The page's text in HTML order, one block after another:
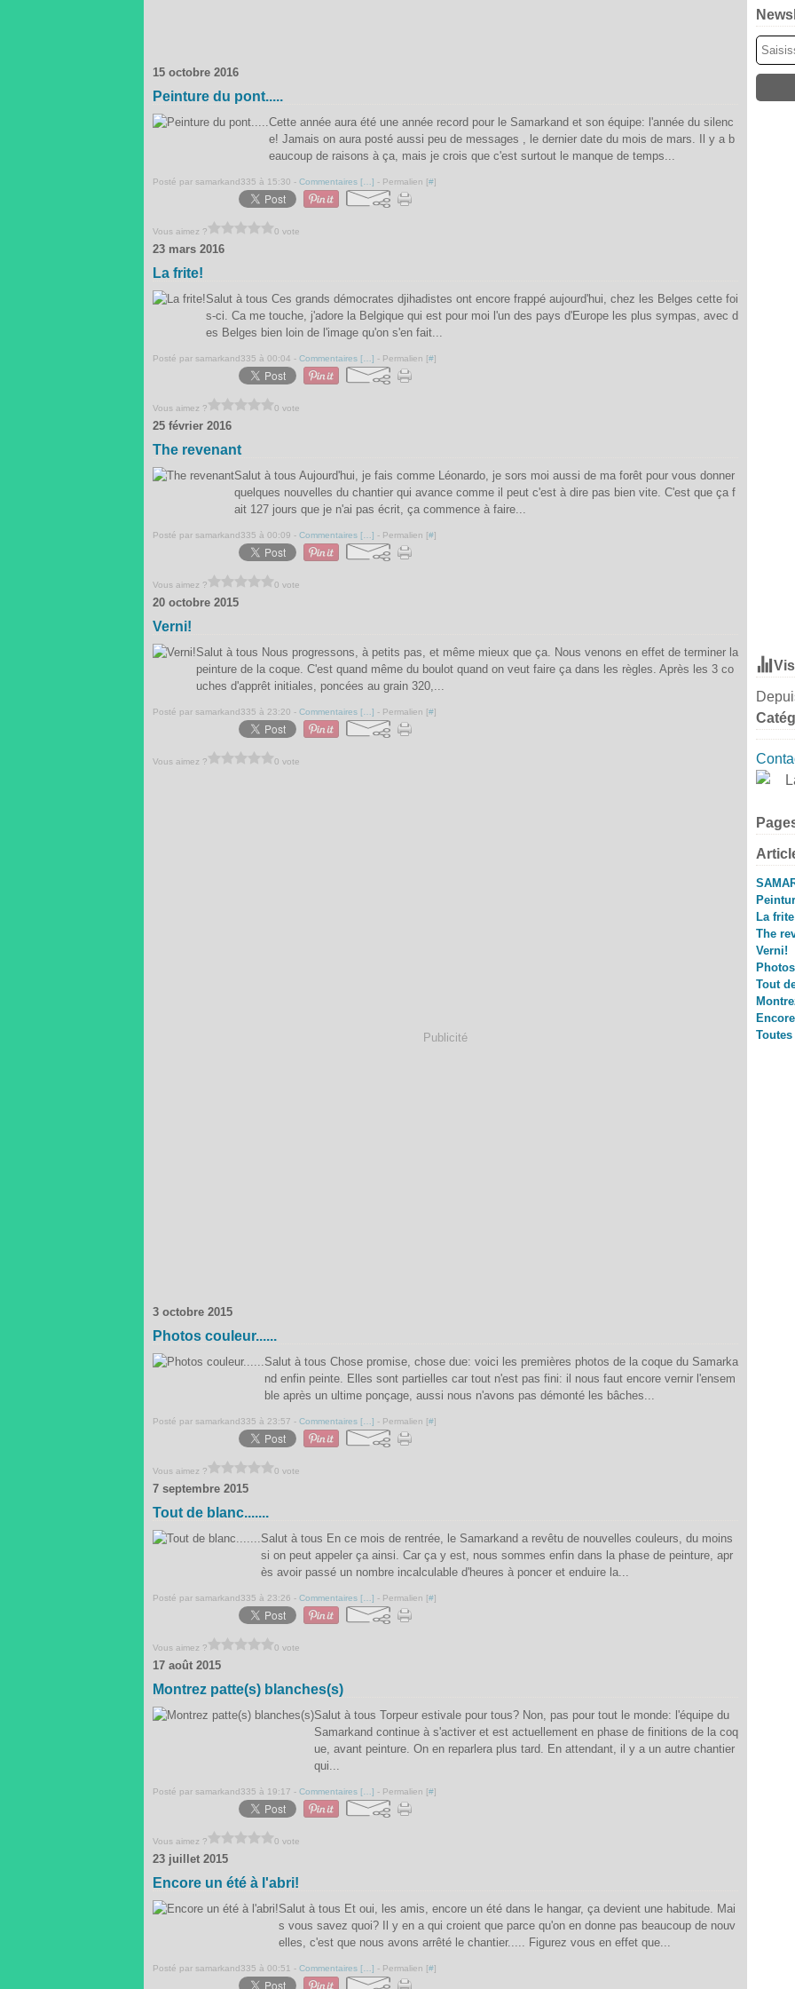
15 octobre 2016
Peinture du pont.....
Cette année aura été une année record pour le Samarkand et son équipe: l'année du silenc
e! Jamais on aura posté aussi peu de messages , le dernier date du mois de mars. Il y a b
eaucoup de raisons à ça, mais je crois que c'est surtout le manque de temps...
Posté par samarkand335 à 15:30 - Commentaires [ ] - Permalien [#]
Vous aimez ? 0 vote
23 mars 2016
La frite!
Salut à tous Ces grands démocrates djihadistes ont encore frappé aujourd'hui, chez les Belges cette foi
s-ci. Ca me touche, j'adore la Belgique qui est pour moi l'un des pays d'Europe les plus sympas, avec d
es Belges bien loin de l'image qu'on s'en fait...
Posté par samarkand335 à 00:04 - Commentaires [ ] - Permalien [#]
Vous aimez ? 0 vote
25 février 2016
The revenant
Salut à tous Aujourd'hui, je fais comme Léonardo, je sors moi aussi de ma forêt pour vous donner
quelques nouvelles du chantier qui avance comme il peut c'est à dire pas bien vite. C'est que ça f
ait 127 jours que je n'ai pas écrit, ça commence à faire...
Posté par samarkand335 à 00:09 - Commentaires [ ] - Permalien [#]
Vous aimez ? 0 vote
20 octobre 2015
Verni!
Salut à tous Nous progressons, à petits pas, et même mieux que ça. Nous venons en effet de terminer la
peinture de la coque. C'est quand même du boulot quand on veut faire ça dans les règles. Après les 3 co
uches d'apprêt initiales, poncées au grain 320,...
Posté par samarkand335 à 23:20 - Commentaires [ ] - Permalien [#]
Vous aimez ? 0 vote
Publicité
3 octobre 2015
Photos couleur......
Salut à tous Chose promise, chose due: voici les premières photos de la coque du Samarka
nd enfin peinte. Elles sont partielles car tout n'est pas fini: il nous faut encore vernir l'ensem
ble après un ultime ponçage, aussi nous n'avons pas démonté les bâches...
Posté par samarkand335 à 23:57 - Commentaires [ ] - Permalien [#]
Vous aimez ? 0 vote
7 septembre 2015
Tout de blanc.......
Salut à tous En ce mois de rentrée, le Samarkand a revêtu de nouvelles couleurs, du moins
si on peut appeler ça ainsi. Car ça y est, nous sommes enfin dans la phase de peinture, apr
ès avoir passé un nombre incalculable d'heures à poncer et enduire la...
Posté par samarkand335 à 23:26 - Commentaires [ ] - Permalien [#]
Vous aimez ? 0 vote
17 août 2015
Montrez patte(s) blanches(s)
Salut à tous Torpeur estivale pour tous? Non, pas pour tout le monde: l'équipe du
Samarkand continue à s'activer et est actuellement en phase de finitions de la coq
ue, avant peinture. On en reparlera plus tard. En attendant, il y a un autre chantier
qui...
Posté par samarkand335 à 19:17 - Commentaires [ ] - Permalien [#]
Vous aimez ? 0 vote
23 juillet 2015
Encore un été à l'abri!
Salut à tous Et oui, les amis, encore un été dans le hangar, ça devient une habitude. Mai
s vous savez quoi? Il y en a qui croient que parce qu'on en donne pas beaucoup de nouv
elles, c'est que nous avons arrêté le chantier..... Figurez vous en effet que...
Posté par samarkand335 à 00:51 - Commentaires [ ] - Permalien [#]
La
The
Verni!
Tout